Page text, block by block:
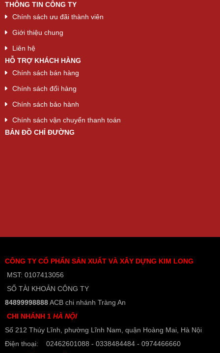
THÔNG TIN CÔNG TY
Chính sách ưu đãi thành viên
Giới thiệu chung
Liên hệ
HỖ TRỢ KHÁCH HÀNG
Chính sách bán hàng
Chính sách đổi hàng
Chính sách bảo hành
Chính sách vận chuyển thanh toán
BẢN ĐỒ CHỈ ĐƯỜNG
CÔNG TY CỔ PHẨN SẢN XUẤT VÀ XÂY DỰNG KIM LONG
MST: 0107413056
SỐ TÀI KHOẢN CÔNG TY
84899998888ACB chi nhánh Tràng An
CHI NHÁNH 1 HÀ NỘI
Số 212 Thúy Lĩnh, phường Lĩnh Nam, quận Hoàng Mai, Hà Nội
Điện thoại: 02462601088 - 0338484484 - 0974466660